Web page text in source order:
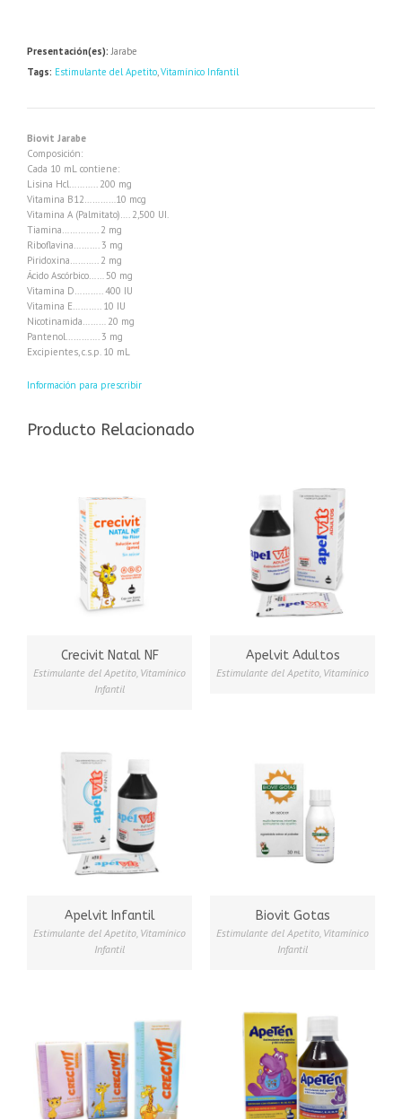
Presentación(es):Jarabe
Tags: Estimulante del Apetito,Vitamínico Infantil
Biovit Jarabe
Composición:
Cada 10 mL contiene:
Lisina Hcl……….. 200 mg
Vitamina B12…………10 mcg
Vitamina A (Palmitato)…. 2,500 UI.
Tiamina………….. 2 mg
Riboflavina………. 3 mg
Piridoxina……….. 2 mg
Ácido Ascórbico…… 50 mg
Vitamina D……….. 400 IU
Vitamina E……….. 10 IU
Nicotinamida……… 20 mg
Pantenol…………. 3 mg
Excipientes, c.s.p. 10 mL
Información para prescribir
Producto Relacionado
Crecivit Natal NF
Estimulante del Apetito, Vitamínico
Infantil
Apelvit Adultos
Estimulante del Apetito, Vitamínico
Apelvit Infantil
Estimulante del Apetito, Vitamínico
Infantil
Biovit Gotas
Estimulante del Apetito, Vitamínico
Infantil